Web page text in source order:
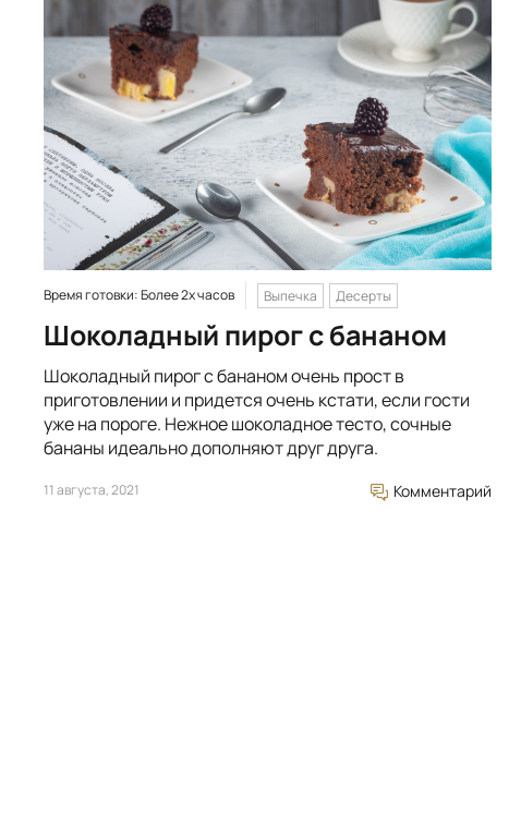
Время готовки: Более 2х часов Выпечка Десерты
Шоколадный пирог с бананом
Шоколадный пирог с бананом очень прост в
приготовлении и придется очень кстати, если гости
уже на пороге. Нежное шоколадное тесто, сочные
бананы идеально дополняют друг друга.
11 августа, 2021 Комментарий